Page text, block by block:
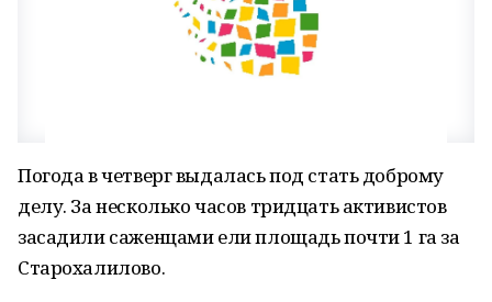
Погода в четверг выдалась под стать доброму
делу. За несколько часов тридцать активистов
засадили саженцами ели площадь почти 1 га за
Старохалилово.